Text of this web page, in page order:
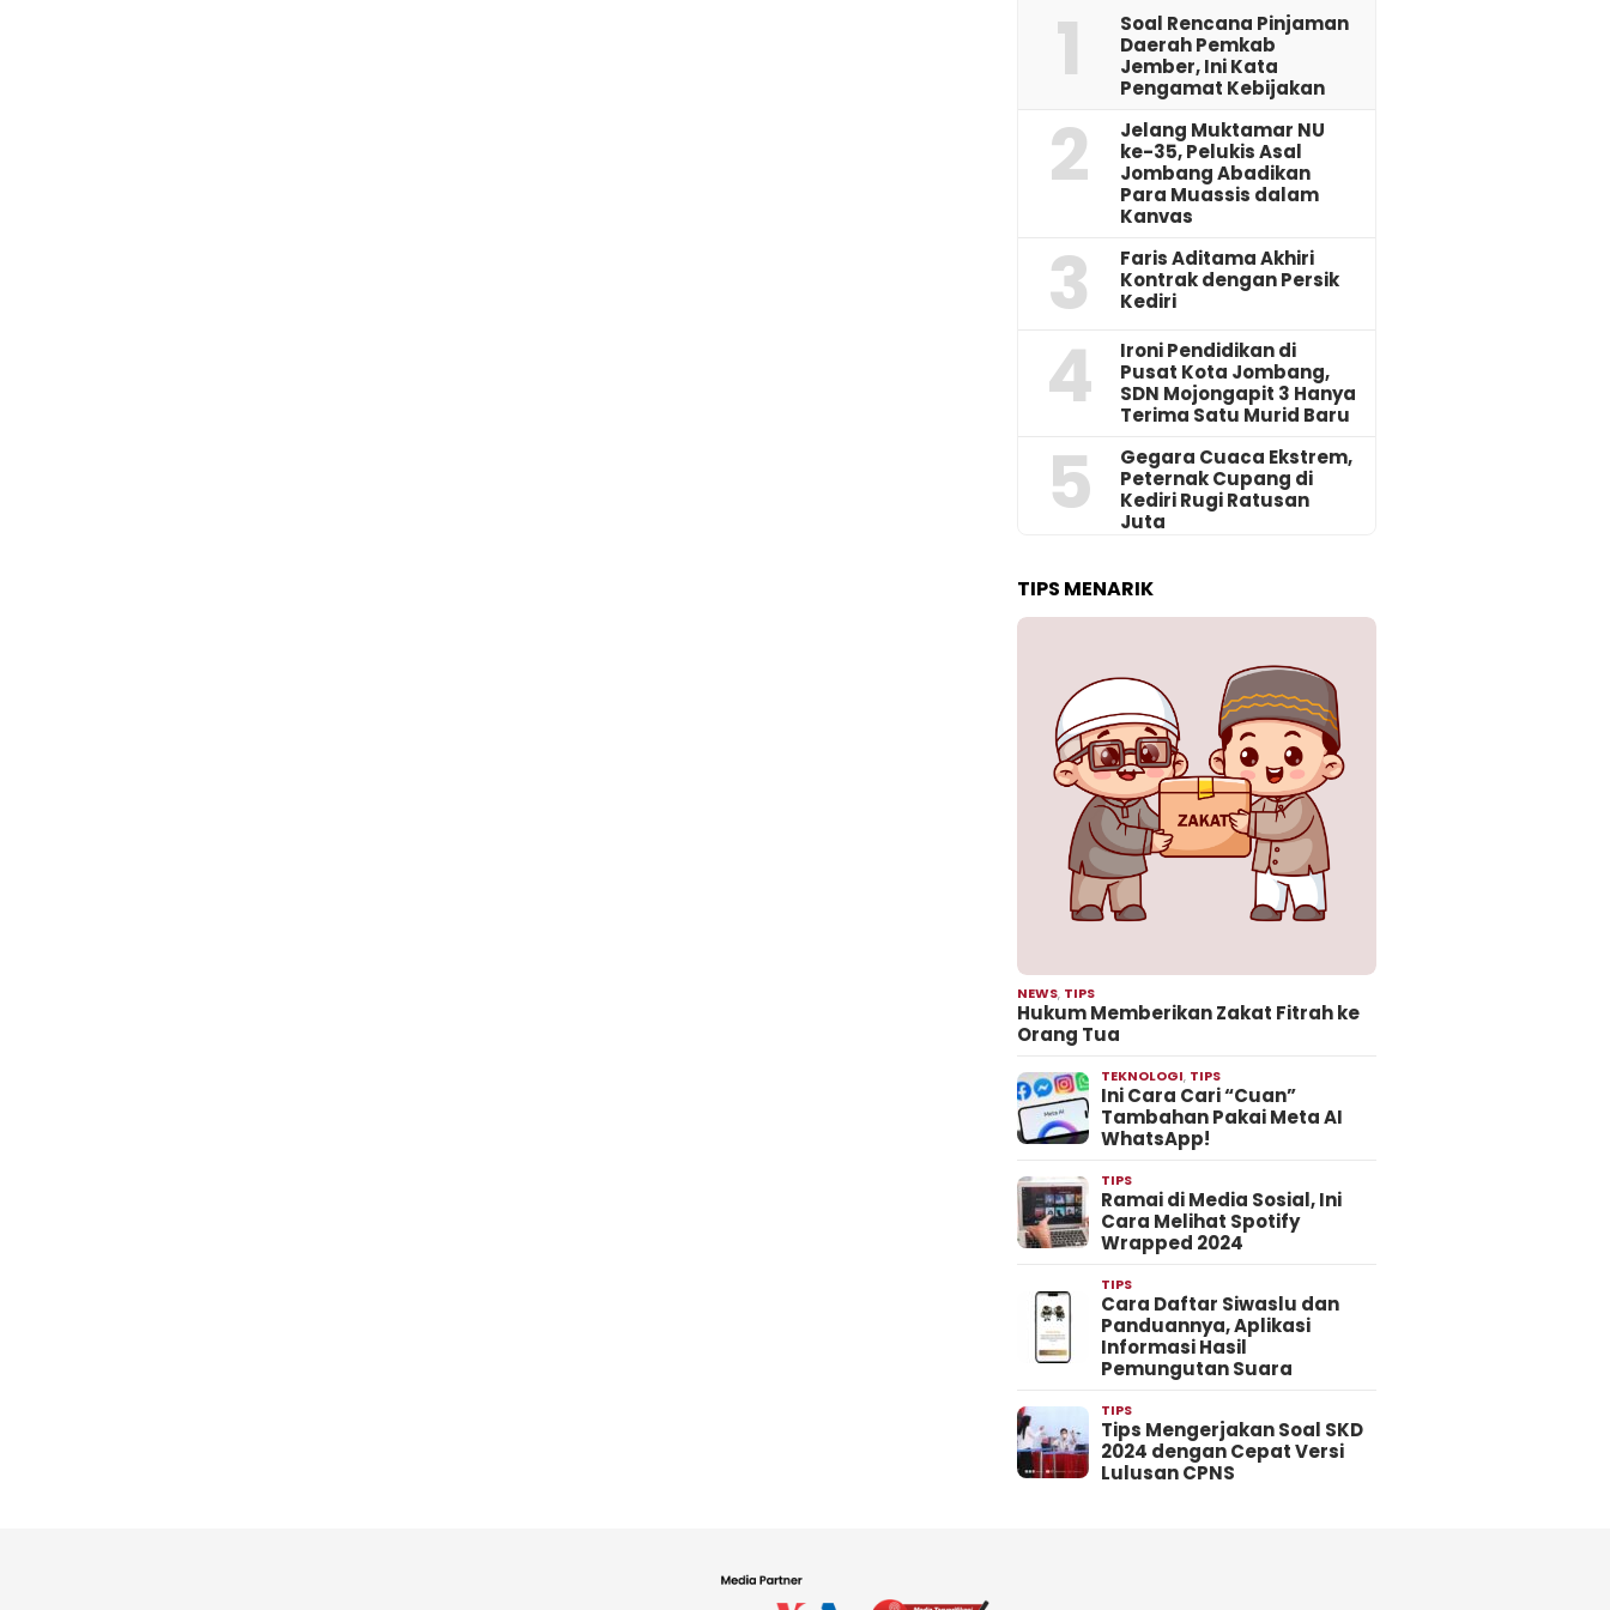
1
‎Soal Rencana Pinjaman
Daerah Pemkab
Jember, Ini Kata
Pengamat Kebijakan ‎
2
Jelang Muktamar NU
ke-35, Pelukis Asal
Jombang Abadikan
Para Muassis dalam
Kanvas
3
Faris Aditama Akhiri
Kontrak dengan Persik
Kediri
4
Ironi Pendidikan di
Pusat Kota Jombang,
SDN Mojongapit 3 Hanya
Terima Satu Murid Baru
5
‎Gegara Cuaca Ekstrem,
Peternak Cupang di
Kediri Rugi Ratusan
Juta
TIPS MENARIK
NEWS, TIPS
Hukum Memberikan Zakat Fitrah ke
Orang Tua
TEKNOLOGI, TIPS
Ini Cara Cari “Cuan”
Tambahan Pakai Meta AI
WhatsApp!
TIPS
Ramai di Media Sosial, Ini
Cara Melihat Spotify
Wrapped 2024
TIPS
Cara Daftar Siwaslu dan
Panduannya, Aplikasi
Informasi Hasil
Pemungutan Suara
TIPS
Tips Mengerjakan Soal SKD
2024 dengan Cepat Versi
Lulusan CPNS